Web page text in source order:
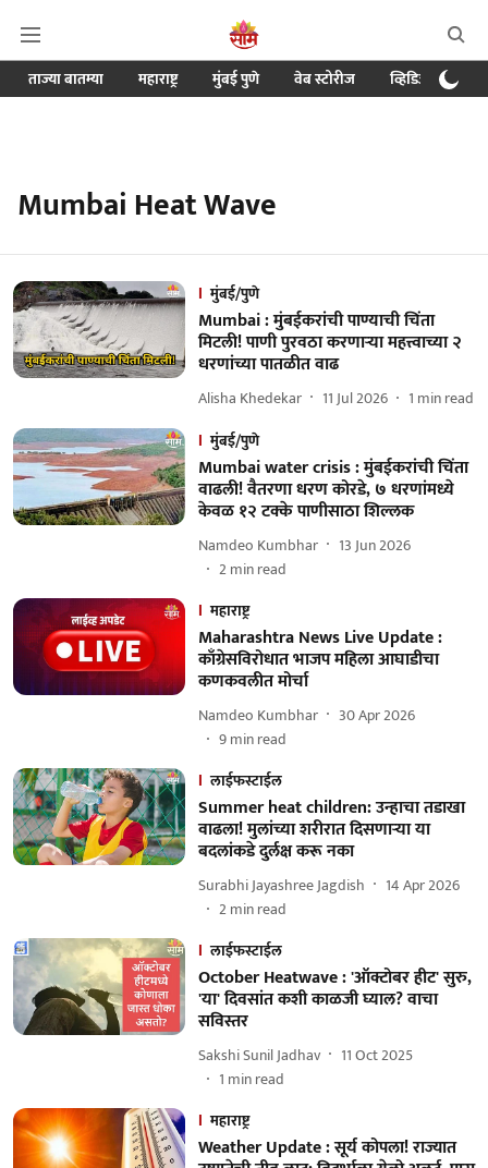
ताज्या बातम्या महाराष्ट्र मुंबई पुणे वेब स्टोरीज व्हिडिओ
Mumbai Heat Wave
मुंबई/पुणे
Mumbai : मुंबईकरांची पाण्याची चिंता
मिटली! पाणी पुरवठा करणाऱ्या महत्त्वाच्या २
धरणांच्या पातळीत वाढ
Alisha Khedekar 11 Jul 2026 1 min read
मुंबई/पुणे
Mumbai water crisis : मुंबईकरांची चिंता
वाढली! वैतरणा धरण कोरडे, ७ धरणांमध्ये
केवळ १२ टक्के पाणीसाठा शिल्लक
Namdeo Kumbhar
13 Jun 2026
2min read
महाराष्ट्र
Maharashtra News Live Update :
काँग्रेसविरोधात भाजप महिला आघाडीचा
कणकवलीत मोर्चा
Namdeo Kumbhar
30 Apr 2026
9min read
लाईफस्टाईल
Summer heat children: उन्हाचा तडाखा
वाढला! मुलांच्या शरीरात दिसणाऱ्या या
बदलांकडे दुर्लक्ष करू नका
Surabhi Jayashree Jagdish
14 Apr 2026
2min read
लाईफस्टाईल
October Heatwave : 'ऑक्टोबर हीट' सुरु,
'या' दिवसांत कशी काळजी घ्याल? वाचा
सविस्तर
Sakshi Sunil Jadhav
11 Oct 2025
1 min read
महाराष्ट्र
Weather Update : सूर्य कोपला! राज्यात